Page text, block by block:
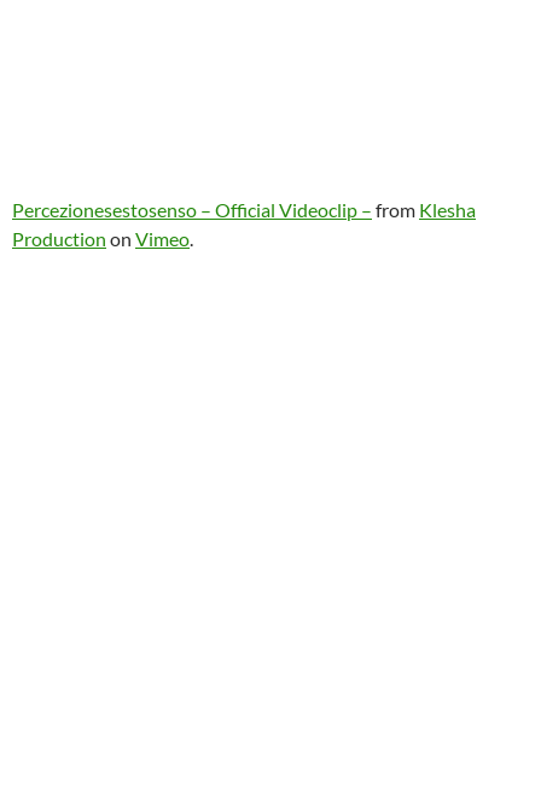
Percezionesestosenso – Official Videoclip – from Klesha
Production on Vimeo.